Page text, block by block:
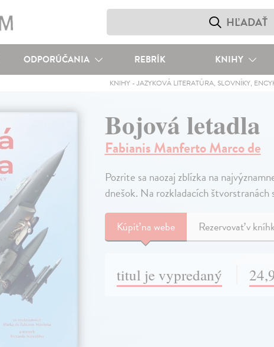
ODPORÚČANIA REBRÍK KNIHY
KNIHY- JAZYKOVÁ LITERATÚRA, SLOVNÍKY,
Bojová letadla
Fabianis Manferto Marco de
Pozrite sa naozaj zblízka na
dnešok. Na rozkladacích
Kúpiťna webe Rezervovať v
titul je vypredaný